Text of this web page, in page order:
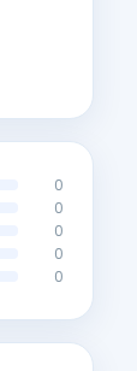
0
0
0
0
0